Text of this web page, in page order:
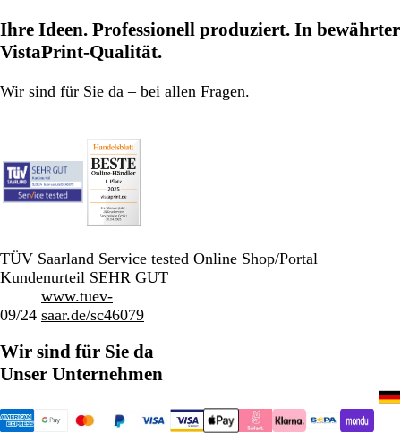
Ihre Ideen. Professionell produziert. In bewährter
VistaPrint-Qualität.
Wir sind für Sie da – bei allen Fragen.
TÜV Saarland Service tested Online Shop/Portal
Kundenurteil SEHR GUT
09/24
www.tuev-
saar.de/sc46079
Wir sind für Sie da
Unser Unternehmen